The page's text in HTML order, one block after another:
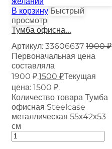
В корзину Быстрый
просмотр
Тумба офисна...
Артикул: 33606637 1900₽
Первоначальная цена
составляла
1900 ₽.1500 ₽Текущая
цена: 1500 ₽.
Количество товара Тумба
офисная Steelcase
металлическая 55х42х53
см